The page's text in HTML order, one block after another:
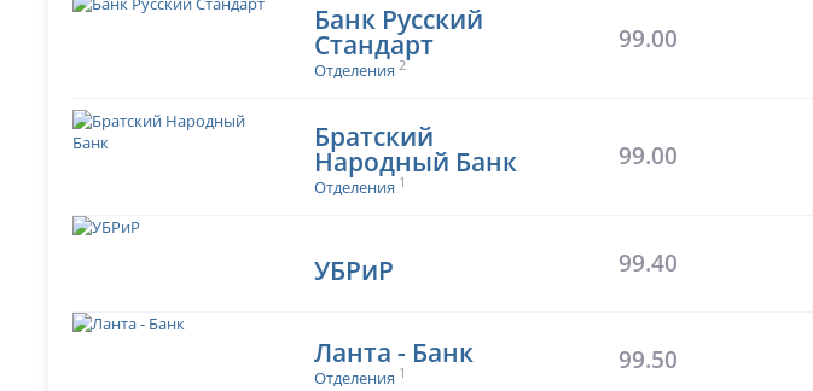
Банк Русский
Стандарт
Отделения 2
99.00
Братский
Народный Банк
Отделения 1
99.00
УБРиР 99.40
Ланта - Банк
Отделения 1 99.50